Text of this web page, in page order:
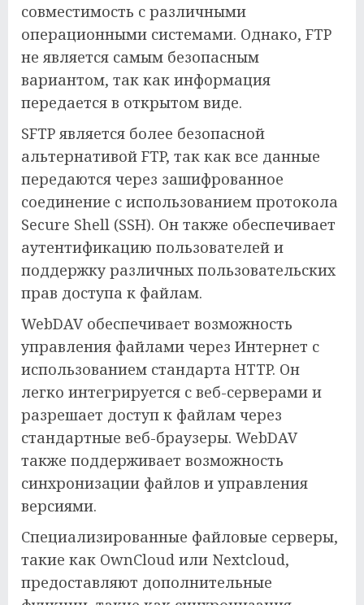
совместимость с различными
операционными системами. Однако, FTP
не является самым безопасным
вариантом, так как информация
передается в открытом виде.
SFTP является более безопасной
альтернативой FTP, так как все данные
передаются через зашифрованное
соединение с использованием протокола
Secure Shell (SSH). Он также обеспечивает
аутентификацию пользователей и
поддержку различных пользовательских
прав доступа к файлам.
WebDAV обеспечивает возможность
управления файлами через Интернет с
использованием стандарта HTTP. Он
легко интегрируется с веб-серверами и
разрешает доступ к файлам через
стандартные веб-браузеры. WebDAV
также поддерживает возможность
синхронизации файлов и управления
версиями.
Специализированные файловые серверы,
такие как OwnCloud или Nextcloud,
предоставляют дополнительные